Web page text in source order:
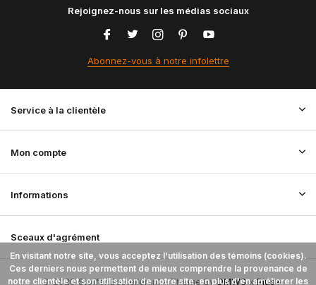
Rejoignez-nous sur les médias sociaux
Abonnez-vous à notre infolettre
Service à la clientèle
Mon compte
Informations
Sceaux d'agrément
© 2026 StoffenBestellen.nl - Theme ByDMWSxPlus+
En visitant notre site, vous acceptez l'utilisation des témoins (cookies).
Ces derniers nous permettent de mieux comprendre la provenance de
notre clientèle et son utilisation de notre site, en plus d'en améliorer les